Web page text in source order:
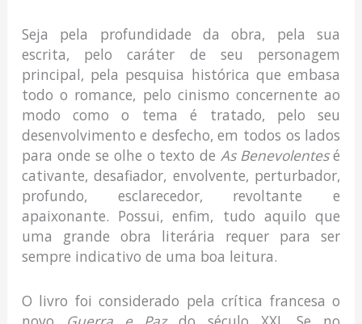
Seja pela profundidade da obra, pela sua
escrita, pelo caráter de seu personagem
principal, pela pesquisa histórica que embasa
todo o romance, pelo cinismo concernente ao
modo como o tema é tratado, pelo seu
desenvolvimento e desfecho, em todos os lados
para onde se olhe o texto deAs Benevolentesé
cativante, desafiador, envolvente, perturbador,
profundo, esclarecedor, revoltante e
apaixonante. Possui, enfim, tudo aquilo que
uma grande obra literária requer para ser
sempre indicativo de uma boa leitura.
O livro foi considerado pela crítica francesa o